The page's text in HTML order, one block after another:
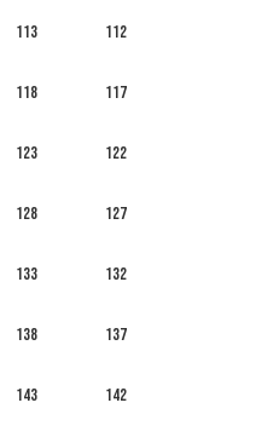
112
113
117
118
122
123
127
128
132
133
137
138
142
143